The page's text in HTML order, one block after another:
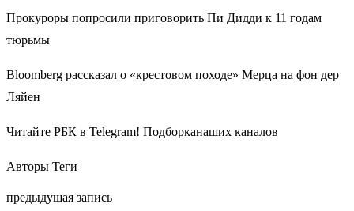
Прокуроры попросили приговорить Пи Дидди к 11 годам
тюрьмы
Bloomberg рассказал о «крестовом походе» Мерца на фон дер
Ляйен
Читайте РБК в Telegram! Подборканаших каналов
Авторы Теги
предыдущая запись